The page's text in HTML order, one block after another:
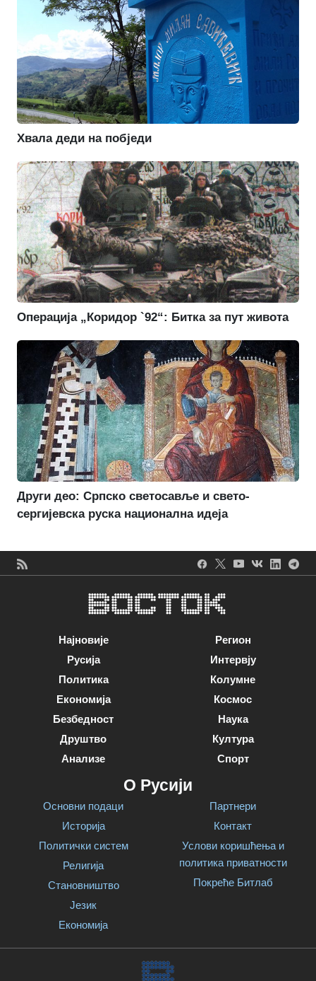
Хвала деди на побједи
Операција „Коридор `92“: Битка за пут живота
Други део: Српско светосавље и свето-
сергијевска руска национална идеја
Најновије
Русија
Политика
Економија
Безбедност
Друштво
Анализе
Регион
Интервју
Колумне
Космос
Наука
Култура
Спорт
О Русији
Основни подаци
Историја
Политички систем
Религија
Становништво
Језик
Економија
Партнери
Контакт
Услови коришћења и
политика приватности
Покреће Битлаб